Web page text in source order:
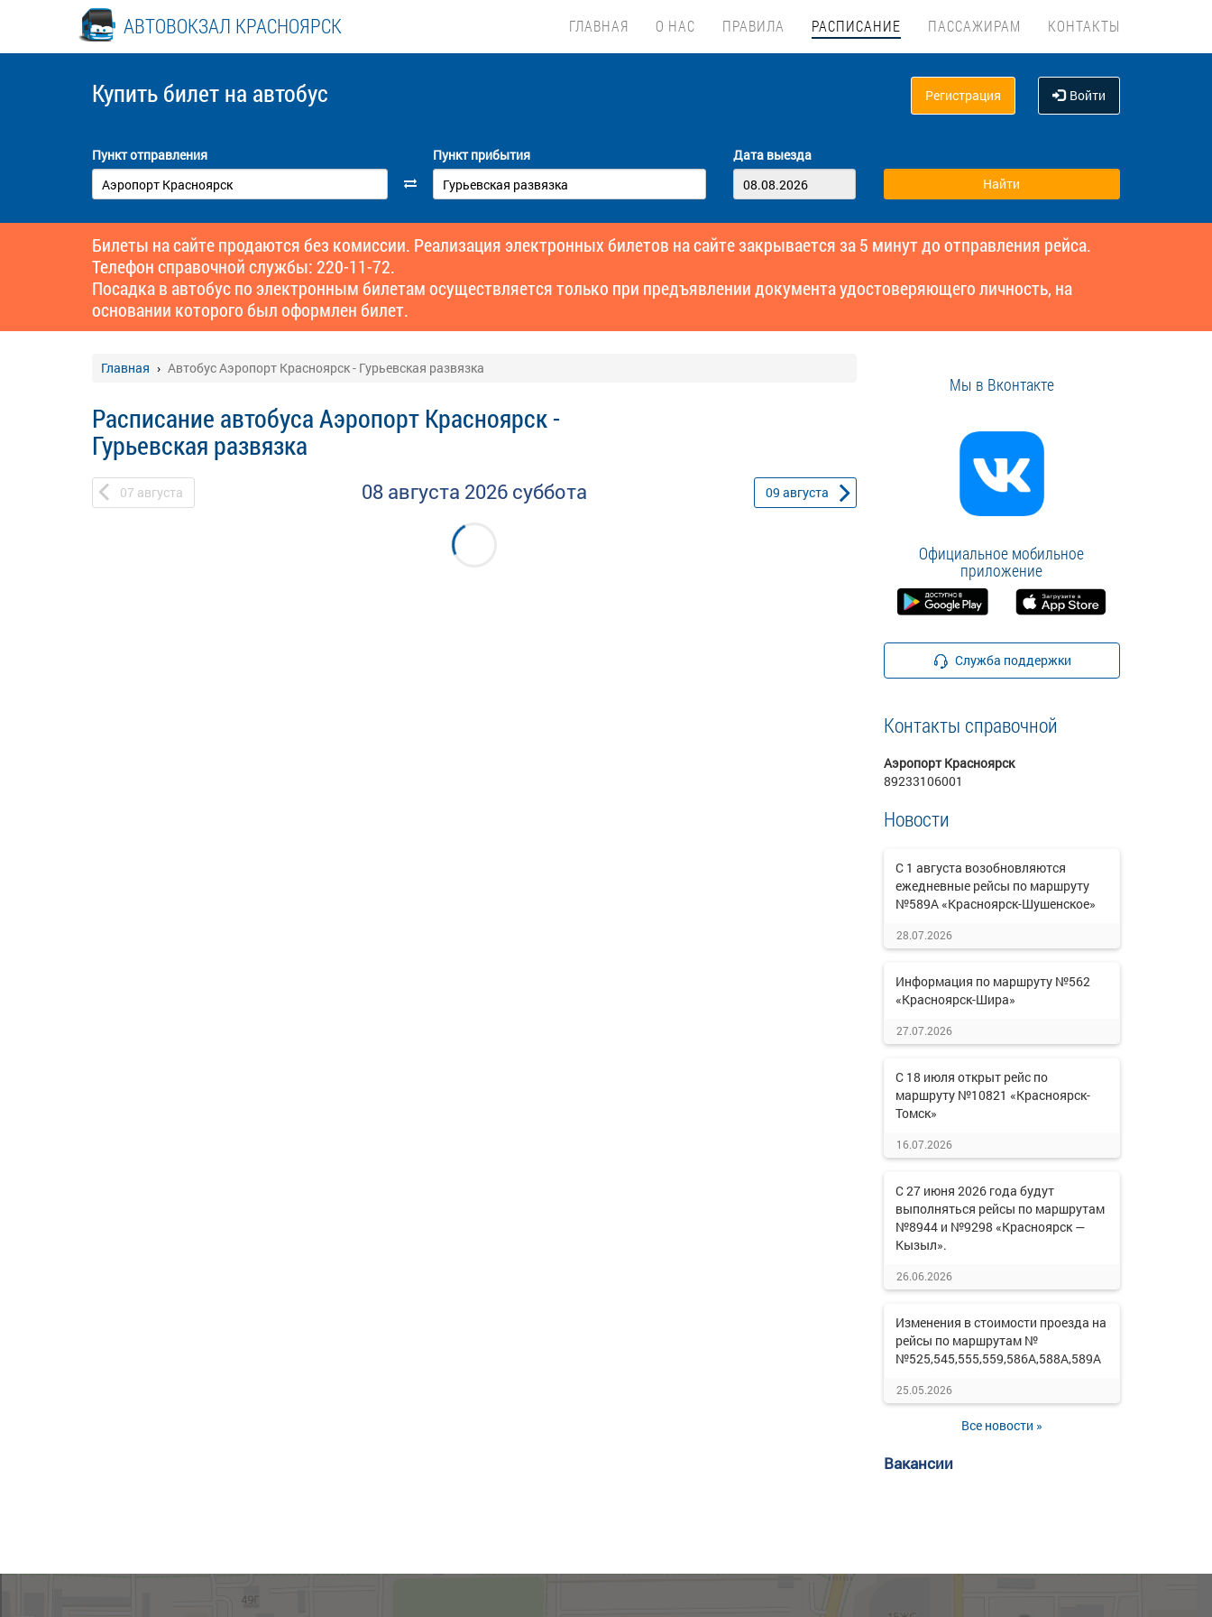
АВТОВОКЗАЛ КРАСНОЯРСК ГЛАВНАЯ О НАС ПРАВИЛА РАСПИСАНИЕ ПАССАЖИРАМ КОНТАКТЫ
Купить билет на автобус Регистрация Войти
Пункт отправления Пункт прибытия Дата выезда
Билеты на сайте продаются без комиссии. Реализация электронных билетов на сайте закрывается за 5 минут до отправления рейса.
Телефон справочной службы: 220-11-72.
Посадка в автобус по электронным билетам осуществляется только при предъявлении документа удостоверяющего личность, на
основании которого был оформлен билет.
Главная Автобус Аэропорт Красноярск - Гурьевская развязка
Расписание автобуса Аэропорт Красноярск -
Гурьевская развязка
07 августа 08 августа 2026 суббота 09 августа
Мы в Вконтакте
Официальное мобильное
приложение
Служба поддержки
Контакты справочной
Аэропорт Красноярск
89233106001
Новости
С 1 августа возобновляются
ежедневные рейсы по маршруту
№589А «Красноярск-Шушенское»
28.07.2026
Информация по маршруту №562
«Красноярск-Шира»
27.07.2026
С 18 июля открыт рейс по
маршруту №10821 «Красноярск-
Томск»
16.07.2026
С 27 июня 2026 года будут
выполняться рейсы по маршрутам
№8944 и №9298 «Красноярск —
Кызыл».
26.06.2026
Изменения в стоимости проезда на
рейсы по маршрутам №
№525,545,555,559,586А,588А,589А
25.05.2026
Все новости »
Вакансии